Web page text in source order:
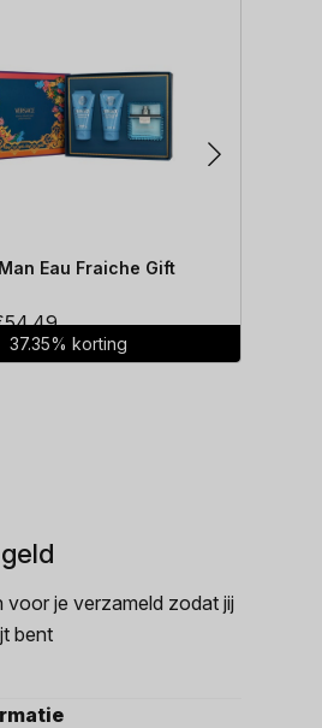
Eau Fraiche Gift
prijs
54.49Huidige
prijs
37.35% korting
voor je verzameld zodat jij
bent